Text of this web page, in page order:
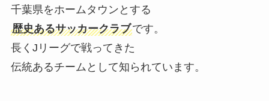
千葉県をホームタウンとする
歴史あるサッカークラブです。
長くJリーグで戦ってきた
伝統あるチームとして知られています。